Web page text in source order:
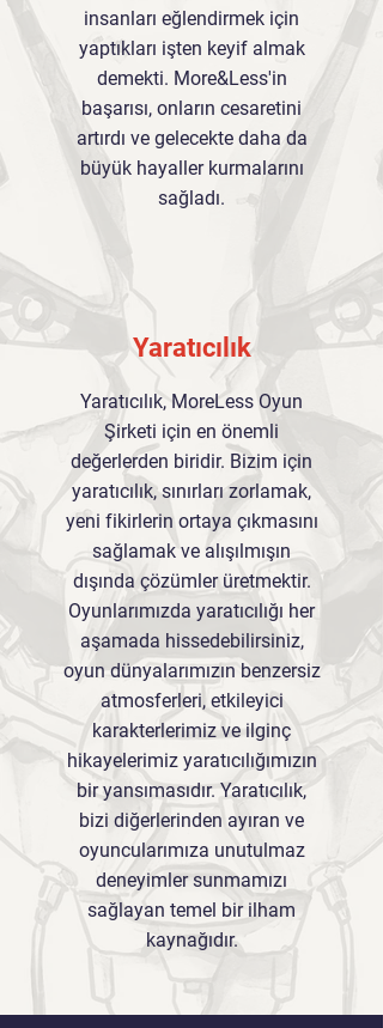
insanları eğlendirmek için
yaptıkları işten keyif almak
demekti. More&Less'in
başarısı, onların cesaretini
artırdı ve gelecekte daha da
büyük hayaller kurmalarını
sağladı.
Yaratıcılık
Yaratıcılık, MoreLess Oyun
Şirketi için en önemli
değerlerden biridir. Bizim için
yaratıcılık, sınırları zorlamak,
yeni fikirlerin ortaya çıkmasını
sağlamak ve alışılmışın
dışında çözümler üretmektir.
Oyunlarımızda yaratıcılığı her
aşamada hissedebilirsiniz,
oyun dünyalarımızın benzersiz
atmosferleri, etkileyici
karakterlerimiz ve ilginç
hikayelerimiz yaratıcılığımızın
bir yansımasıdır. Yaratıcılık,
bizi diğerlerinden ayıran ve
oyuncularımıza unutulmaz
deneyimler sunmamızı
sağlayan temel bir ilham
kaynağıdır.